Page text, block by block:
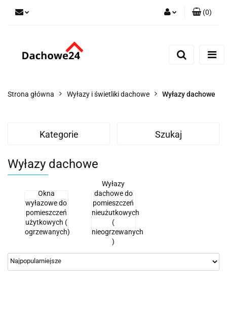
(0)
Strona główna Wyłazy i świetliki dachowe Wyłazy dachowe
Kategorie Szukaj
Wyłazy dachowe
Okna
wyłazowe do
pomieszczeń
użytkowych (
ogrzewanych)
Wyłazy
dachowe do
pomieszczeń
nieużutkowych
(
nieogrzewanych
)